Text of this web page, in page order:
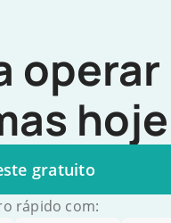
operar
hoje
gratuito
rápido com: